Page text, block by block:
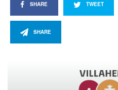
SHARE TWEET
SHARE